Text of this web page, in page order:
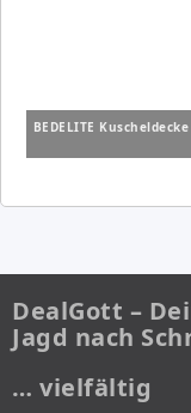
BEDELITE
DealGott –
Jagd nach
… vielfältig